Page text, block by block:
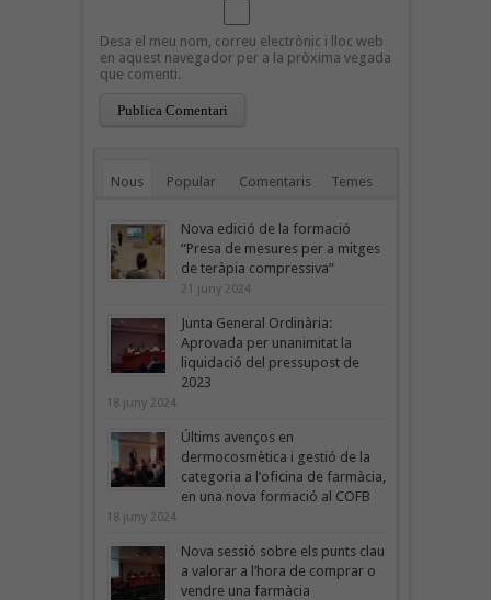
Desa el meu nom, correu electrònic i lloc web
en aquest navegador per a la pròxima vegada
que comenti.
Nous Popular Comentaris Temes
Nova edició de la formació
“Presa de mesures per a mitges
de teràpia compressiva”
21 juny 2024
Junta General Ordinària:
Aprovada per unanimitat la
liquidació del pressupost de
2023
18 juny 2024
Últims avenços en
dermocosmètica i gestió de la
categoria a l’oficina de farmàcia,
en una nova formació al COFB
18 juny 2024
Nova sessió sobre els punts clau
a valorar a l’hora de comprar o
vendre una farmàcia